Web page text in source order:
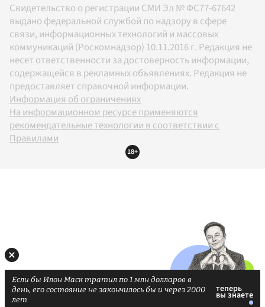
Свидетельство о регистрации СМИ Эл № ФС77-67642
выдано федеральной службой по надзору в сфере
связи, информационных технологий и массовых
коммуникаций (Роскомнадзор) 10.11.2016 г. Редакция не
несет ответственности за достоверность информации,
содержащейся в рекламных объявлениях. Редакция не
предоставляет справочной информации.
Информация об ограничениях
На информационном ресурсе применяются
рекомендательные технологии в соответствии с
Правилами
18+
Если бы Илон Маск тратил по 1 млн долларов в
день, его состояние не закончилось бы и через 2000
лет